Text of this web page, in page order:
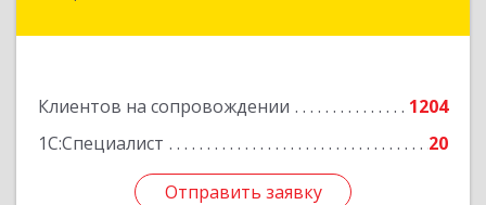
Клиентов на сопровождении
1204
1С:Специалист
20
Отправить заявку
Отправить заявку